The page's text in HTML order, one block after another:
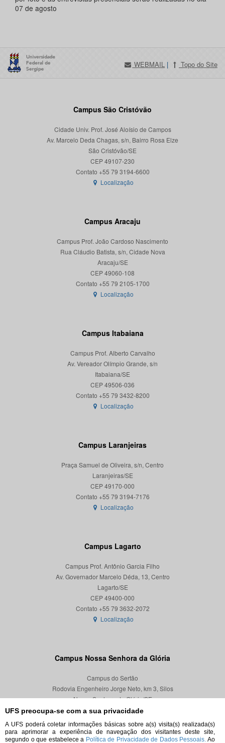
UFS preocupa-se com a sua privacidade
A UFS poderá coletar informações básicas sobre a(s) visita(s) realizada(s)
para aprimorar a experiência de navegação dos visitantes deste site,
segundo o que estabelece a Política de Privacidade de Dados Pessoais. Ao
07 de agosto
WEBMAIL | Topo do Site
Campus São Cristóvão
Cidade Univ. Prof. José Aloísio de Campos
Av. Marcelo Deda Chagas, s/n, Bairro Rosa Elze
São Cristóvão/SE
CEP 49107-230
Localização
Campus Aracaju
Campus Prof. João Cardoso Nascimento
Rua Cláudio Batista, s/n, Cidade Nova
Aracaju/SE
CEP 49060-108
Localização
Campus Itabaiana
Campus Prof. Alberto Carvalho
Av. Vereador Olímpio Grande, s/n
Itabaiana/SE
CEP 49506-036
Localização
Campus Laranjeiras
Praça Samuel de Oliveira, s/n, Centro
Laranjeiras/SE
CEP 49170-000
Localização
Campus Lagarto
Campus Prof. Antônio Garcia Filho
Av. Governador Marcelo Déda, 13, Centro
Lagarto/SE
CEP 49400-000
Localização
Campus Nossa Senhora da Glória
Campus do Sertão
Rodovia Engenheiro Jorge Neto, km 3, Silos
Nossa Senhora da Glória/SE
CEP 49680-000
Localização